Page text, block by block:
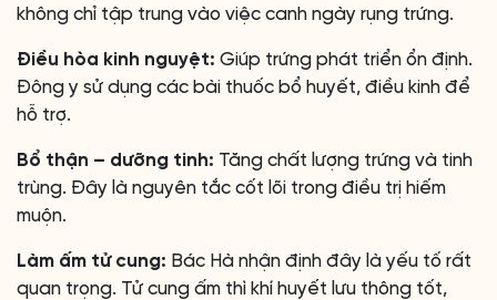
không chỉ tập trung vào việc canh ngày rụng trứng.
Điều hòa kinh nguyệt: Giúp trứng phát triển ổn định.
Đông y sử dụng các bài thuốc bổ huyết, điều kinh để
hỗ trợ.
Bổ thận – dưỡng tinh: Tăng chất lượng trứng và tinh
trùng. Đây là nguyên tắc cốt lõi trong điều trị hiếm
muộn.
Làm ấm tử cung: Bác Hà nhận định đây là yếu tố rất
quan trọng. Tử cung ấm thì khí huyết lưu thông tốt,